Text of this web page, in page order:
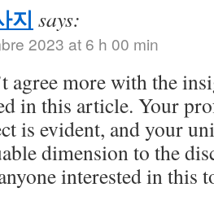
지 says:
2023 at 6 h 00 min
agree more with the
in this article. Your
is evident, and your
dimension to the
interested in this